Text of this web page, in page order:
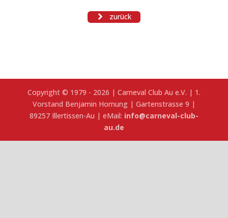
zurück
Copyright © 1979 - 2026 | Carneval Club Au e.V. | 1.
Vorstand Benjamin Hornung | Gartenstrasse 9 |
89257 Illertissen-Au | eMail: info@carneval-club-
au.de